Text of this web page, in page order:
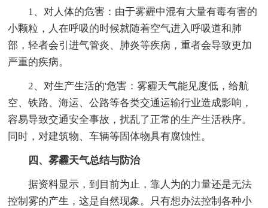
1、对人体的危害：由于雾霾中混有大量有毒有害的
小颗粒，人在呼吸的时候就随着空气进入呼吸道和肺
部，轻者会引进气管炎、肺炎等疾病，重者会导致更加
严重的疾病。
2、对生产生活的'危害：雾霾天气能见度低，给航
空、铁路、海运、公路等各类交通运输行业造成影响，
容易导致交通安全事故，扰乱了正常的生产生活秩序。
同时，对建筑物、车辆等固体物具有腐蚀性。
四、雾霾天气总结与防治
据资料显示，到目前为止，靠人为的力量还是无法
控制雾的产生，这是自然现象。只有想办法控制各种小